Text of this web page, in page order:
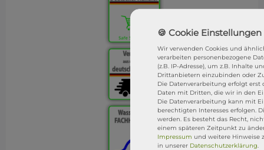
Wir verwenden Cookies und
verarbeiten personenbezogene
(z.B. IP-Adresse), um z.B. Inhalte
Drittanbietern einzubinden oder
Die Datenverarbeitung erfolgt erst
Daten mit Dritten, die wir in den
Die Datenverarbeitung kann mit
berechtigten Interesses erfolgen.
werden. Es besteht das Recht,
einem späteren Zeitpunkt zu
Impressum und weitere Hinweise
in unserer Daten­schutz­erklärung.